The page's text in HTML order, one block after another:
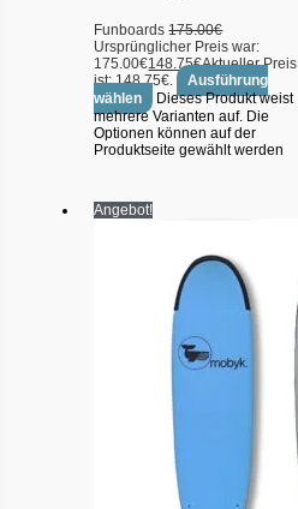
Funboards175.00€
Ursprünglicher Preis war:
175.00€148.75€Aktueller Preis
ist: 148.75€.
Ausführung
wählen
Dieses Produkt weist
mehrere Varianten auf. Die
Optionen können auf der
Produktseite gewählt werden
Angebot!